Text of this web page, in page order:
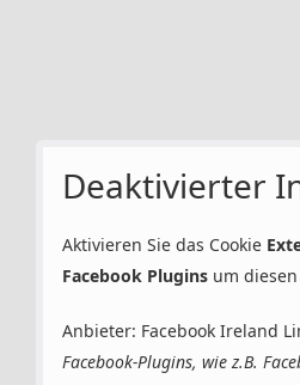
Deaktivierter
Aktivieren Sie das Cookie
Facebook Plugins um
Anbieter: Facebook Ireland
Facebook-Plugins, wie z.B.